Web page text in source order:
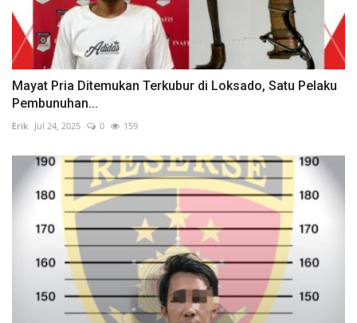
Mayat Pria Ditemukan Terkubur di Loksado, Satu Pelaku
Pembunuhan...
Erik Jul 24, 2025 0 159